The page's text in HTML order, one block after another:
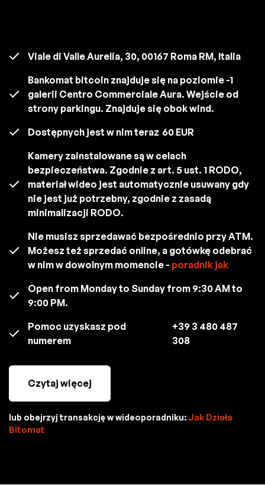
Viale di Valle Aurelia, 30, 00167 Roma RM, Italia
Bankomat bitcoin znajduje się na poziomie -1
galerii Centro Commerciale Aura. Wejście od
strony parkingu. Znajduje się obok wind.
Dostępnych jest w nim teraz 60 EUR
Kamery zainstalowane są w celach
bezpieczeństwa. Zgodnie z art. 5 ust. 1 RODO,
materiał wideo jest automatycznie usuwany gdy
nie jest już potrzebny, zgodnie z zasadą
minimalizacji RODO.
Nie musisz sprzedawać bezpośrednio przy ATM.
Możesz też sprzedać online, a gotówkę odebrać
w nim w dowolnym momencie - poradnik jak
Open from Monday to Sunday from 9:30 AM to
9:00 PM.
Pomoc uzyskasz pod
numerem
+39 3 480 487
308
Czytaj więcej
lub obejrzyj transakcję w wideoporadniku: Jak Działa
Bitomat